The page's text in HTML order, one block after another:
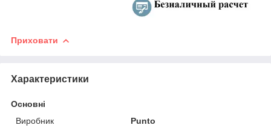
Приховати
Характеристики
Основні
Виробник
Punto